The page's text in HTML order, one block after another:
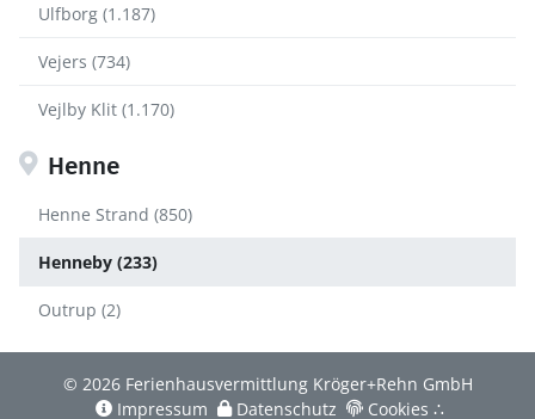
Ulfborg (1.187)
Vejers (734)
Vejlby Klit (1.170)
Henne
Henne Strand (850)
Henneby (233)
Outrup (2)
© 2026 Ferienhausvermittlung Kröger+Rehn GmbH
Impressum
Datenschutz Cookies ∴